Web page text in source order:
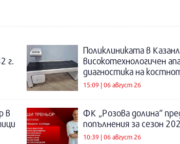
г.
Поликлиниката в
високотехнологичен
диагностика на
15:09 | 06 август 26
в
ФК „Розова долина“
попълнения за сезон
10:39 | 06 август 26